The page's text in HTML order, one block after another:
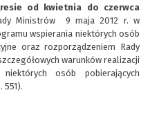
od kwietnia do czerwca
Ministrów 9 maja 2012 r. w
wspierania niektórych osób
oraz rozporządzeniem Rady
warunków realizacji
osób pobierających
551).